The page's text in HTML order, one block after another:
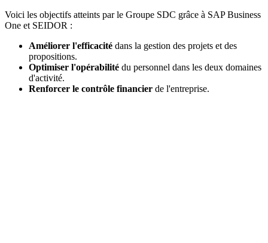
Voici les objectifs atteints par le Groupe SDC grâce à SAP Business
One et SEIDOR :
Améliorer l'efficacité dans la gestion des projets et des
propositions.
Optimiser l'opérabilité du personnel dans les deux domaines
d'activité.
Renforcer le contrôle financier de l'entreprise.